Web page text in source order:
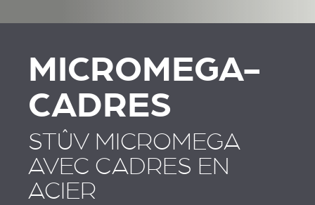
MICROMEGA-
CADRES
STÛV MICROMEGA
AVEC CADRES EN
ACIER